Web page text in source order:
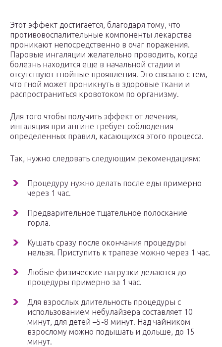
Этот эффект достигается, благодаря тому, что
противовоспалительные компоненты лекарства
проникают непосредственно в очаг поражения.
Паровые ингаляции желательно проводить, когда
болезнь находится еще в начальной стадии и
отсутствуют гнойные проявления. Это связано с тем,
что гной может проникнуть в здоровые ткани и
распространиться кровотоком по организму.
Для того чтобы получить эффект от лечения,
ингаляция при ангине требует соблюдения
определенных правил, касающихся этого процесса.
Так, нужно следовать следующим рекомендациям:
Процедуру нужно делать после еды примерно
через 1 час.
Предварительное тщательное полоскание
горла.
Кушать сразу после окончания процедуры
нельзя. Приступить к трапезе можно через 1 час.
Любые физические нагрузки делаются до
процедуры примерно за 1 час.
Для взрослых длительность процедуры с
использованием небулайзера составляет 10
минут, для детей –5-8 минут. Над чайником
взрослому можно подышать и дольше, до 15
минут.